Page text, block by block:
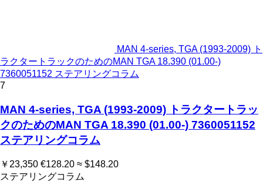
MAN 4-series, TGA (1993-2009) ト
ラクタートラックのためのMAN TGA 18.390 (01.00-)
7360051152 ステアリングコラム
7
MAN 4-series, TGA (1993-2009) トラクタートラッ
クのためのMAN TGA 18.390 (01.00-) 7360051152
ステアリングコラム
￥23,350 €128.20 ≈ $148.20
ステアリングコラム